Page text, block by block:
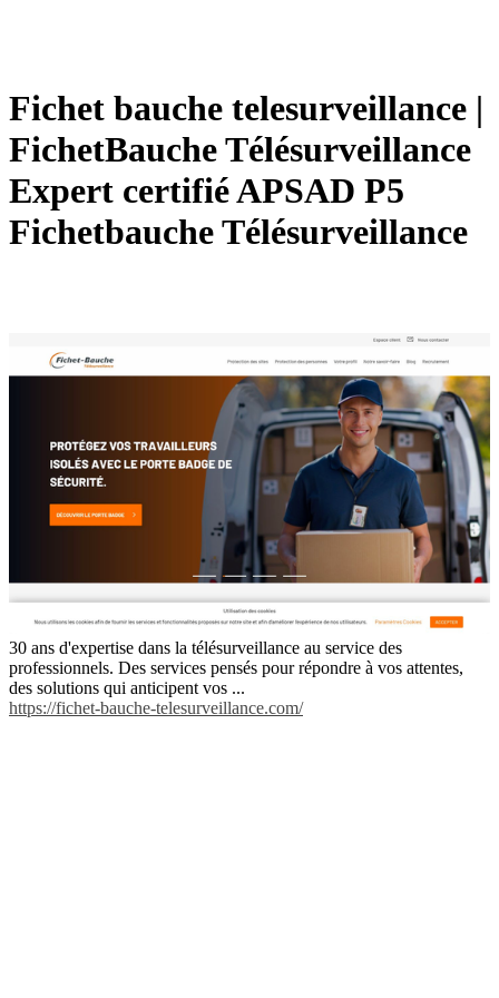
Fichet bauche tele­sur­veillan­ce |
FichetBauche Télésur­veillan­ce
Expert certifié APSAD P5
Fichetbauche Télésur­veillan­ce
30 ans d'expertise dans la télésurveillance au service des
professionnels. Des services pensés pour répondre à vos attentes,
des solutions qui anticipent vos ...
https://fichet-bauche-telesurveillance.com/